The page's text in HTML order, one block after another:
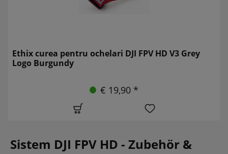
Ethix curea pentru ochelari DJI FPV HD V3 Grey
Logo Burgundy
€ 19,90 *
Sistem DJI FPV HD - Zubehör &